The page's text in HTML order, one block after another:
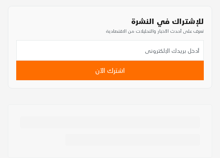
للإشتراك في النشرة
تعرف على أحدث الأخبار والتحليلات من الاقتصادية
اشترك الآن